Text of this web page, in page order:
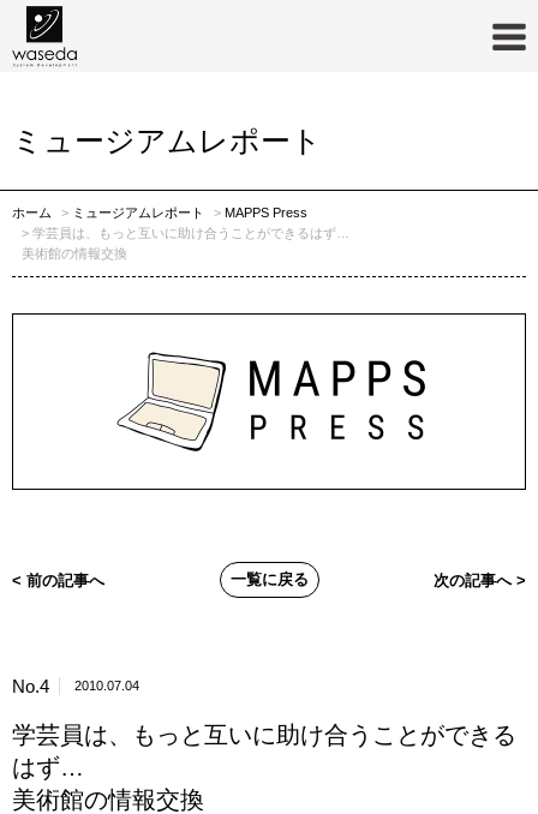
MAPPS Press
ミュージアムレポート
ホーム ミュージアムレポート
MAPPS Press
学芸員は、もっと互いに助け合うことができるはず…
美術館の情報交換
< 前の記事へ 一覧に戻る 次の記事へ >
No.4 2010.07.04
学芸員は、もっと互いに助け合うことができる
はず…
美術館の情報交換